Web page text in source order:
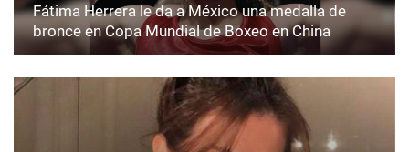
Fátima Herrera le da a México una medalla de
bronce en Copa Mundial de Boxeo en China